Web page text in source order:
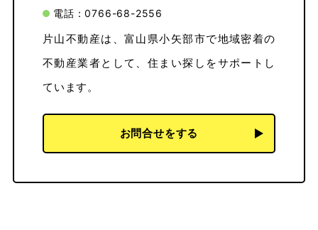
電話：0766-68-2556
片山不動産は、富山県小矢部市で地域密着の
不動産業者として、住まい探しをサポートし
ています。
お問合せをする